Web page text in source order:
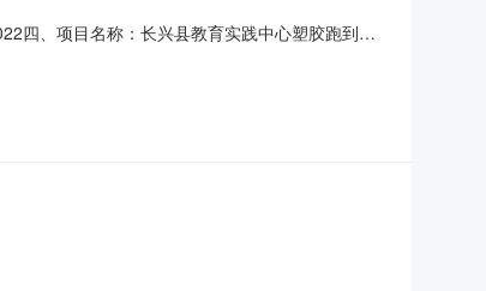
四、项目名称：长兴县教育实践中心塑胶跑到铺
：依照合同执行服务要求：依照合同执行